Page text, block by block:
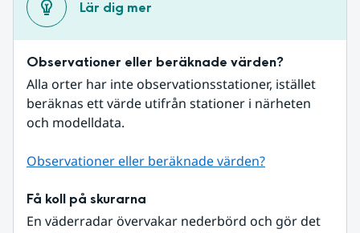
Lär dig mer
Observationer eller beräknade värden?
Alla orter har inte observationsstationer, istället
beräknas ett värde utifrån stationer i närheten
och modelldata.
Observationer eller beräknade värden?
Få koll på skurarna
En väderradar övervakar nederbörd och gör det